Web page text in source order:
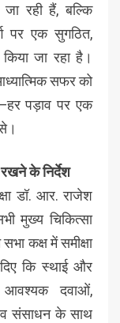
जा रही हैं, बल्कि
पर एक सुगठित,
जा रहा है।
सफर को
पड़ाव पर एक
रखने के निर्देश
डॉ. आर. राजेश
मुख्य चिकित्सा
कक्ष में समीक्षा
कि स्थाई और
आवश्यक दवाओं,
संसाधन के साथ